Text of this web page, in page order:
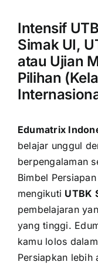
Intensif
Simak UI,
atau Ujian
Pilihan
Edumatrix
belajar unggul
berpengalaman
Bimbel
mengikuti UTBK
pembelajaran
yang tinggi.
kamu lolos
Persiapkan lebih